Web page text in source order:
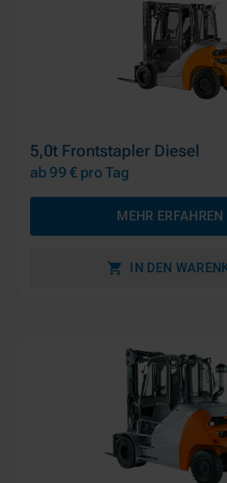
5,0t Frontstapler Diesel
ab 99 € pro Tag
MEHR ERFAHREN
IN DEN